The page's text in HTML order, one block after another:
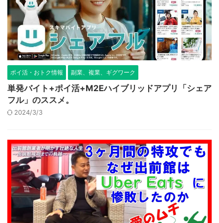
ポイ活・おトク情報 副業、複業、ギグワーク
単発バイト+ポイ活+M2Eハイブリッドアプリ「シェア
フル」のススメ。
2024/3/3